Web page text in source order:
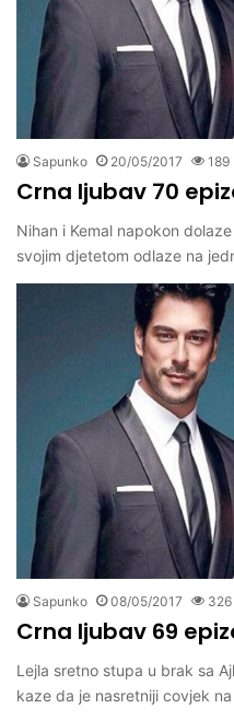
Sapunko 20/05/2017 189
Crna ljubav 70
Nihan i Kemal napokon
svojim djetetom odlaze na
Sapunko 08/05/2017 326
Crna ljubav 69
Lejla sretno stupa u brak sa
kaze da je nasretniji covjek